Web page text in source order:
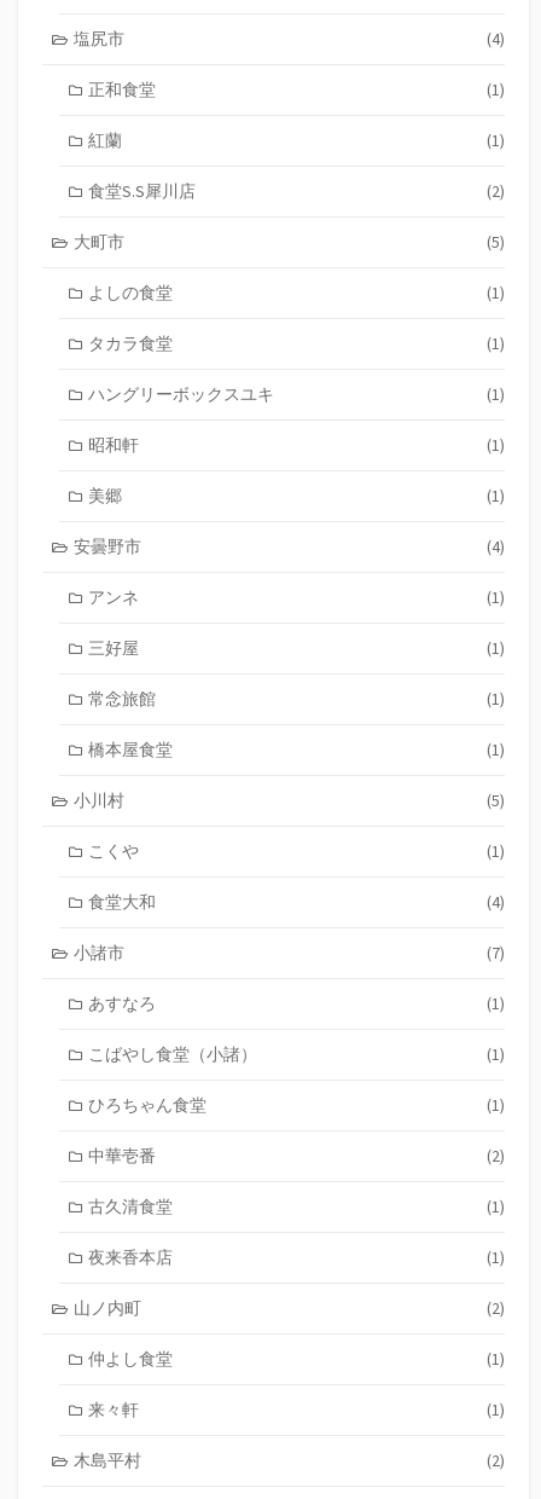
塩尻市 (4)
正和食堂 (1)
紅蘭 (1)
食堂S.S犀川店 (2)
大町市 (5)
よしの食堂 (1)
タカラ食堂 (1)
ハングリーボックスユキ (1)
昭和軒 (1)
美郷 (1)
安曇野市 (4)
アンネ (1)
三好屋 (1)
常念旅館 (1)
橋本屋食堂 (1)
小川村 (5)
こくや (1)
食堂大和 (4)
小諸市 (7)
あすなろ (1)
こばやし食堂（小諸） (1)
ひろちゃん食堂 (1)
中華壱番 (2)
古久清食堂 (1)
夜来香本店 (1)
山ノ内町 (2)
仲よし食堂 (1)
来々軒 (1)
木島平村 (2)